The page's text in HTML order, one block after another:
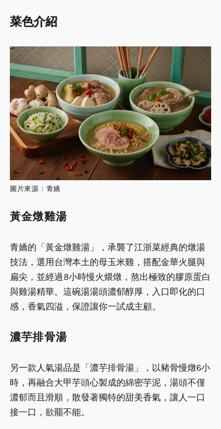
菜色介紹
圖片來源：青嬌
黃金燉雞湯
青嬌的「黃金燉雞湯」，承襲了江浙菜經典的燉湯
技法，選用台灣本土的母玉米雞，搭配金華火腿與
扁尖，並經過8小時慢火煨燉，熬出極致的膠原蛋白
與雞湯精華。這碗湯湯頭濃郁醇厚，入口即化的口
感，香氣四溢，保證讓你一試成主顧。
濃芋排骨湯
另一款人氣湯品是「濃芋排骨湯」，以豬骨慢燉6小
時，再融合大甲芋頭心製成的綿密芋泥，湯頭不僅
濃郁而且滑順，散發著獨特的甜美香氣，讓人一口
接一口，欲罷不能。